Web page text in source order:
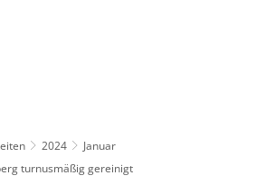
2024
Januar
turnusmäßig gereinigt